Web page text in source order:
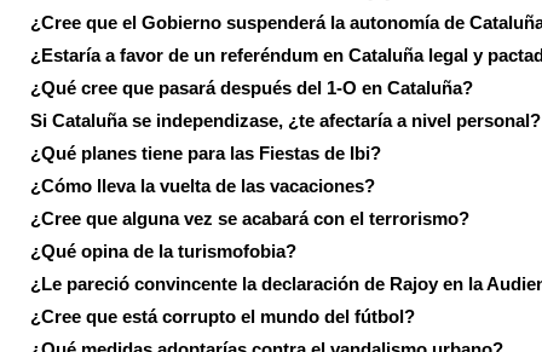
¿Cree que el Gobierno suspenderá la autonomía de
¿Estaría a favor de un referéndum en Cataluña legal y
¿Qué cree que pasará después del 1-O en Cataluña?
Si Cataluña se independizase, ¿te afectaría a nivel personal?
¿Qué planes tiene para las Fiestas de Ibi?
¿Cómo lleva la vuelta de las vacaciones?
¿Cree que alguna vez se acabará con el terrorismo?
¿Qué opina de la turismofobia?
¿Le pareció convincente la declaración de Rajoy en la
¿Cree que está corrupto el mundo del fútbol?